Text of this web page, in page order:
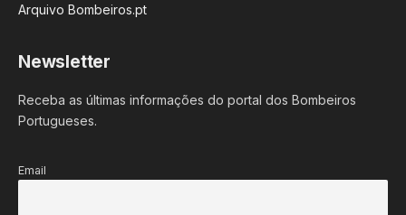
Arquivo Bombeiros.pt
Newsletter
Receba as últimas informações do portal dos Bombeiros
Portugueses.
Email